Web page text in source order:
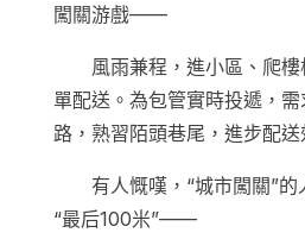
闖關游戲——
風雨兼程，進小區、爬
單配送。為包管實時投遞，
路，熟習陌頭巷尾，進步配送
有人慨嘆，“城市闖關”
“最后100米”——